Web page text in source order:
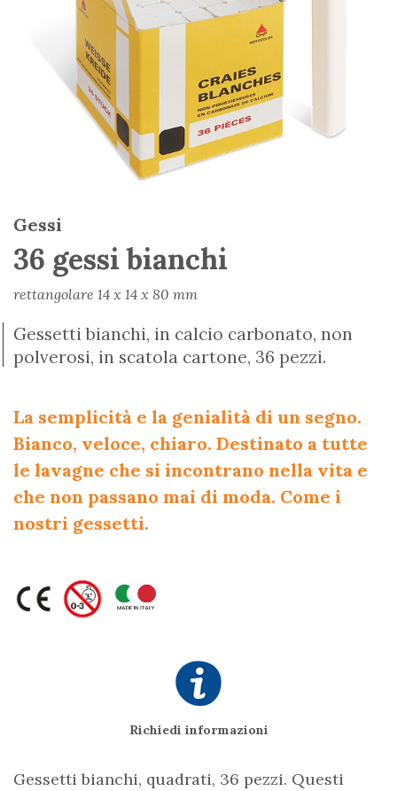
Gessi
36 gessi bianchi
rettangolare 14 x 14 x 80 mm
Gessetti bianchi, in calcio carbonato, non
polverosi, in scatola cartone, 36 pezzi.
La semplicità e la genialità di un segno.
Bianco, veloce, chiaro. Destinato a tutte
le lavagne che si incontrano nella vita e
che non passano mai di moda. Come i
nostri gessetti.
Richiedi informazioni
Gessetti bianchi, quadrati, 36 pezzi. Questi